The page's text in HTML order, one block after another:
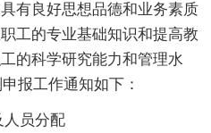
有良好思想品德和业务素质
工的专业基础知识和提高教
的科学研究能力和管理水
报工作通知如下：
人员分配